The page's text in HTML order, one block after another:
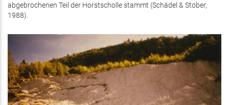
abgebrochenen Teil der Horstscholle stammt (Schädel & Stober,
1988).